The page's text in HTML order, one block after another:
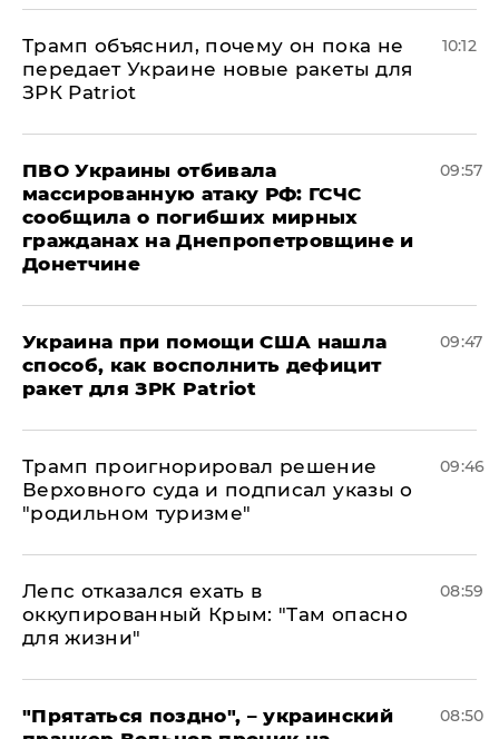
Трамп объяснил, почему он пока не
передает Украине новые ракеты для
ЗРК Patriot
10:12
ПВО Украины отбивала
массированную атаку РФ: ГСЧС
сообщила о погибших мирных
гражданах на Днепропетровщине и
Донетчине
09:57
Украина при помощи США нашла
способ, как восполнить дефицит
ракет для ЗРК Patriot
09:47
Трамп проигнорировал решение
Верховного суда и подписал указы о
"родильном туризме"
09:46
Лепс отказался ехать в
оккупированный Крым: "Там опасно
для жизни"
08:59
"Прятаться поздно", – украинский
08:50